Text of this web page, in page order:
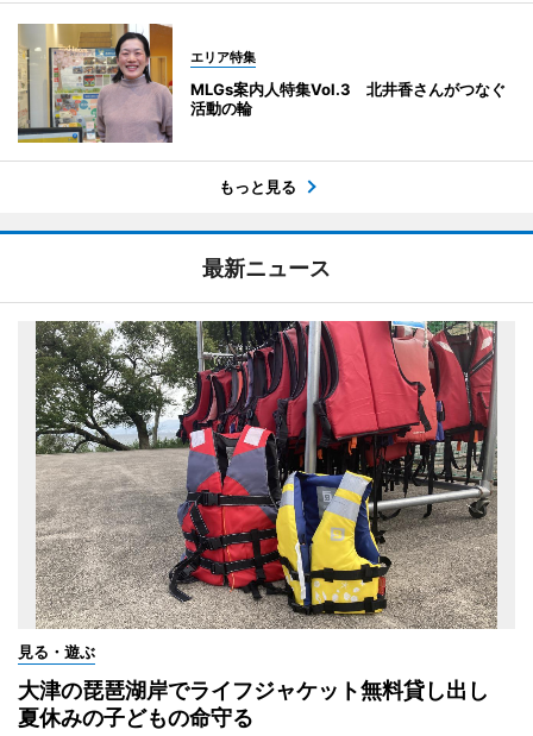
エリア特集
MLGs案内人特集Vol.3 北井香さんがつなぐ
活動の輪
もっと見る
最新ニュース
見る・遊ぶ
大津の琵琶湖岸でライフジャケット無料貸し出し
夏休みの子どもの命守る